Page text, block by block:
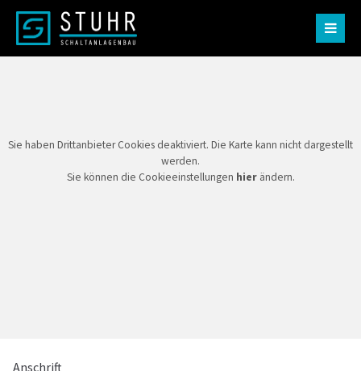
Der Eintrag "offcanvas-col1" existiert leider nicht.
Der Eintrag "offcanvas-col4" existiert leider nicht.
Sie haben Drittanbieter Cookies deaktiviert. Die Karte kann nicht dargestellt
werden.
Sie können die Cookieeinstellungen hierändern.
Anschrift